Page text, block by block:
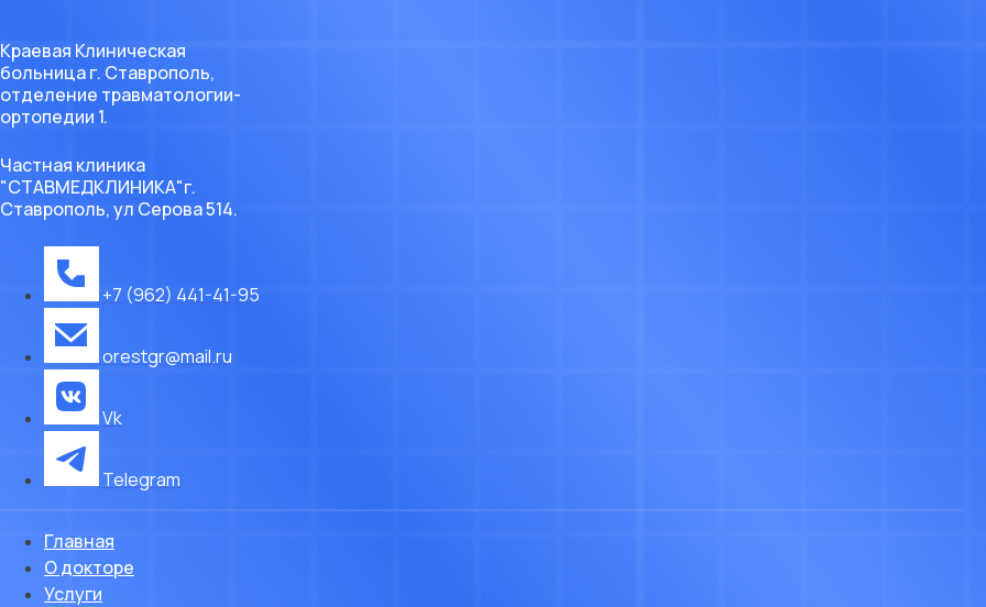
Краевая Клиническая
больница г. Ставрополь,
отделение травматологии-
ортопедии 1.
Частная клиника
"СТАВМЕДКЛИНИКА"г.
Ставрополь, ул Серова 514.
+7 (962) 441-41-95
orestgr@mail.ru
Vk
Telegram
Главная
О докторе
Услуги